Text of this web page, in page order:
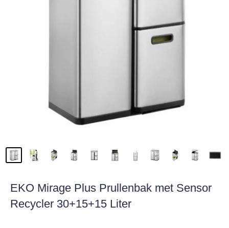
EKO Mirage Plus Prullenbak met Sensor
Recycler 30+15+15 Liter